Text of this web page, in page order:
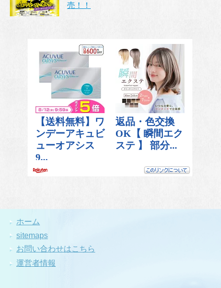
売！！
ホーム
sitemaps
お問い合わせはこちら
運営者情報